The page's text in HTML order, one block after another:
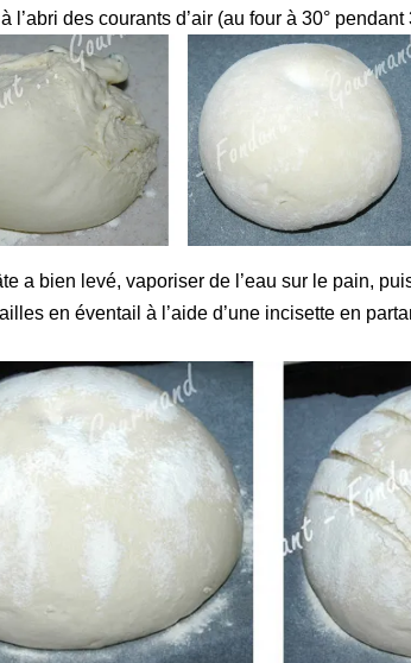
l’abri des courants d’air (au four à 30°
a bien levé, vaporiser de l’eau sur le pain,
en éventail à l’aide d’une incisette en